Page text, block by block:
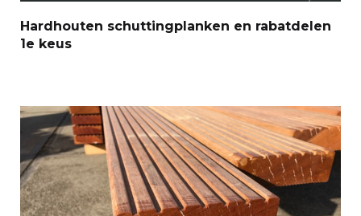
Hardhouten schuttingplanken en rabatdelen
1e keus